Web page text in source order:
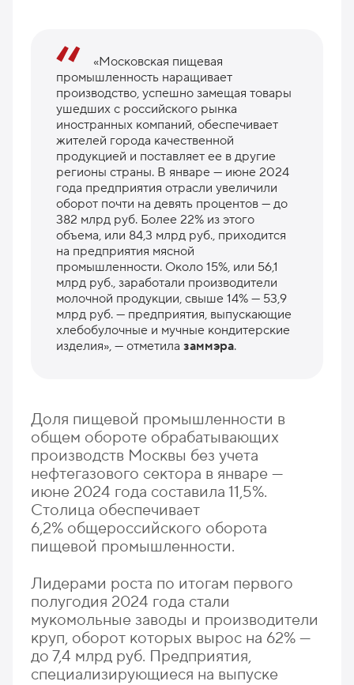
«Московская пищевая
промышленность наращивает
производство, успешно замещая товары
ушедших с российского рынка
иностранных компаний, обеспечивает
жителей города качественной
продукцией и поставляет ее в другие
регионы страны. В январе — июне 2024
года предприятия отрасли увеличили
оборот почти на девять процентов — до
382 млрд руб. Более 22% из этого
объема, или 84,3 млрд руб., приходится
на предприятия мясной
промышленности. Около 15%, или 56,1
млрд руб., заработали производители
молочной продукции, свыше 14% — 53,9
млрд руб. — предприятия, выпускающие
хлебобулочные и мучные кондитерские
изделия», — отметила заммэра.
Доля пищевой промышленности в
общем обороте обрабатывающих
производств Москвы без учета
нефтегазового сектора в январе —
июне 2024 года составила 11,5%.
Столица обеспечивает
6,2% общероссийского оборота
пищевой промышленности.
Лидерами роста по итогам первого
полугодия 2024 года стали
мукомольные заводы и производители
круп, оборот которых вырос на 62% —
до 7,4 млрд руб. Предприятия,
специализирующиеся на выпуске